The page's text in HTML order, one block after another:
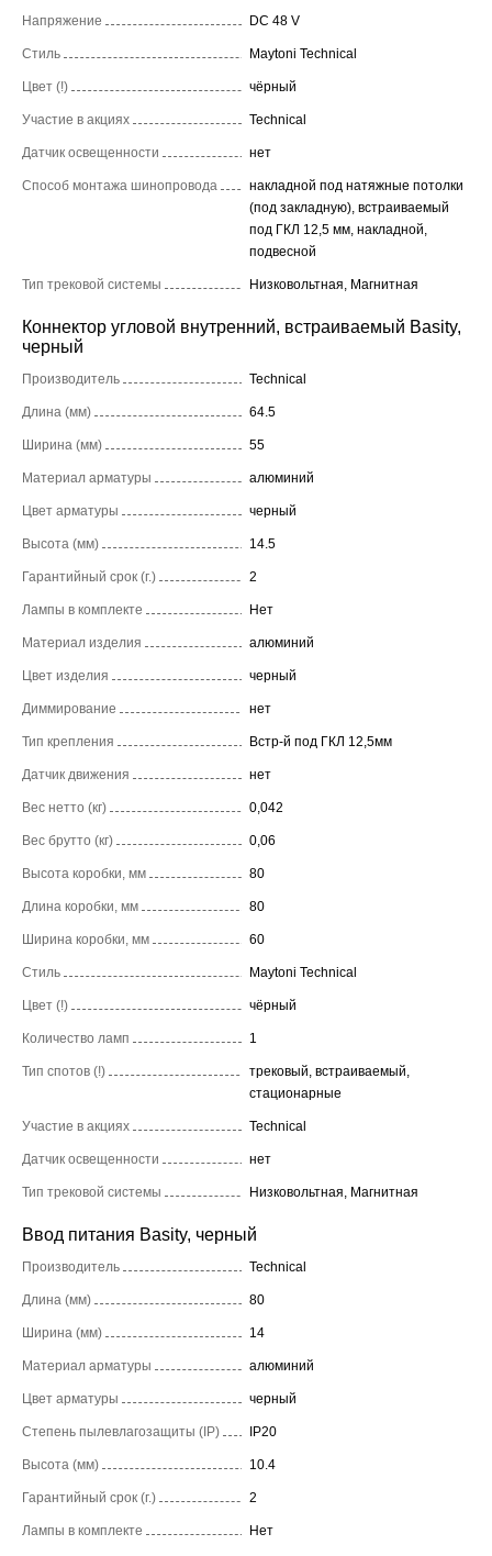
Напряжение DC 48 V
Стиль Maytoni Technical
Цвет (!) чёрный
Участие в акциях Technical
Датчик освещенности нет
Способ монтажа шинопровода
накладной под натяжные потолки
(под закладную), встраиваемый
под ГКЛ 12,5 мм, накладной,
подвесной
Тип трековой системы Низковольтная, Магнитная
Коннектор угловой внутренний, встраиваемый Basity,
черный
Производитель Technical
Длина (мм) 64.5
Ширина (мм) 55
Материал арматуры алюминий
Цвет арматуры черный
Высота (мм) 14.5
Гарантийный срок (г.) 2
Лампы в комплекте Нет
Материал изделия алюминий
Цвет изделия черный
Диммирование нет
Тип крепления Встр-й под ГКЛ 12,5мм
Датчик движения нет
Вес нетто (кг) 0,042
Вес брутто (кг) 0,06
Высота коробки, мм 80
Длина коробки, мм 80
Ширина коробки, мм 60
Стиль Maytoni Technical
Цвет (!) чёрный
Количество ламп 1
Тип спотов (!)
трековый, встраиваемый,
стационарные
Участие в акциях Technical
Датчик освещенности нет
Тип трековой системы Низковольтная, Магнитная
Ввод питания Basity, черный
Производитель Technical
Длина (мм) 80
Ширина (мм) 14
Материал арматуры алюминий
Цвет арматуры черный
Степень пылевлагозащиты (IP) IP20
Высота (мм) 10.4
Гарантийный срок (г.) 2
Лампы в комплекте Нет